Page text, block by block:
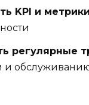
KPI и метрики
регулярные
и